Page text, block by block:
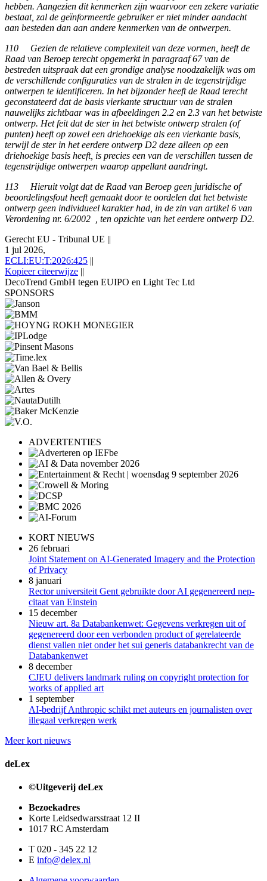
hebben. Aangezien dit kenmerken zijn waarvoor een zekere variatie
bestaat, zal de geïnformeerde gebruiker er niet minder aandacht
aan besteden dan aan andere kenmerken van de ontwerpen.
110 Gezien de relatieve complexiteit van deze vormen, heeft de
Raad van Beroep terecht opgemerkt in paragraaf 67 van de
bestreden uitspraak dat een grondige analyse noodzakelijk was om
de verschillende configuraties van de stralen in de tegenstrijdige
ontwerpen te identificeren. In het bijzonder heeft de Raad terecht
geconstateerd dat de basis vierkante structuur van de stralen
nauwelijks zichtbaar was in afbeeldingen 2.2 en 2.3 van het betwiste
ontwerp. Het feit dat de ster in het betwiste ontwerp stralen (of
punten) heeft op zowel een driehoekige als een vierkante basis,
terwijl de ster in het eerdere ontwerp D2 deze alleen op een
driehoekige basis heeft, is precies een van de verschillen tussen de
tegenstrijdige ontwerpen waarop appellant aandringt.
113 Hieruit volgt dat de Raad van Beroep geen juridische of
beoordelingsfout heeft gemaakt door te oordelen dat het betwiste
ontwerp geen individueel karakter had, in de zin van artikel 6 van
Verordening nr. 6/2002 , ten opzichte van het eerdere ontwerp D2.
Gerecht EU - Tribunal UE ||
1 jul 2026,
ECLI:EU:T:2026:425 ||
Kopieer citeerwijze ||
DecoTrend GmbH tegen EUIPO en Light Tec Ltd
SPONSORS
ADVERTENTIES
KORT NIEUWS
26 februari
Joint Statement on AI-Generated Imagery and the Protection
of Privacy
8 januari
Rector universiteit Gent gebruikte door AI gegenereerd nep-
citaat van Einstein
15 december
Nieuw art. 8a Databankenwet: Gegevens verkregen uit of
gegenereerd door een verbonden product of gerelateerde
dienst vallen niet onder het sui generis databankrecht van de
Databankenwet
8 december
CJEU delivers landmark ruling on copyright protection for
works of applied art
1 september
AI-bedrijf Anthropic schikt met auteurs en journalisten over
illegaal verkregen werk
Meer kort nieuws
deLex
©Uitgeverij deLex
Bezoekadres
Korte Leidsedwarsstraat 12 II
1017 RC Amsterdam
T 020 - 345 22 12
E info@delex.nl